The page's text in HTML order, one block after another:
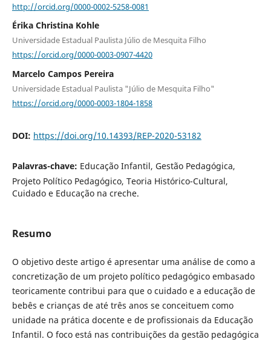
http://orcid.org/0000-0002-5258-0081
Érika Christina Kohle
Universidade Estadual Paulista Júlio de Mesquita Filho
https://orcid.org/0000-0003-0907-4420
Marcelo Campos Pereira
Universidade Estadual Paulista "Júlio de Mesquita Filho"
https://orcid.org/0000-0003-1804-1858
DOI: https://doi.org/10.14393/REP-2020-53182
Palavras-chave: Educação Infantil, Gestão Pedagógica,
Projeto Político Pedagógico, Teoria Histórico-Cultural,
Cuidado e Educação na creche.
Resumo
O objetivo deste artigo é apresentar uma análise de como a
concretização de um projeto político pedagógico embasado
teoricamente contribui para que o cuidado e a educação de
bebês e crianças de até três anos se conceituem como
unidade na prática docente e de profissionais da Educação
Infantil. O foco está nas contribuições da gestão pedagógica